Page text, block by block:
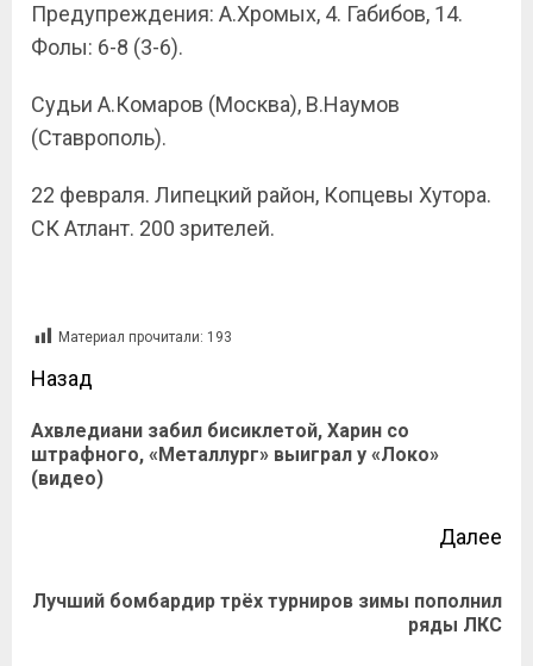
Предупреждения: А.Хромых, 4. Габибов, 14.
Фолы: 6-8 (3-6).
Судьи А.Комаров (Москва), В.Наумов
(Ставрополь).
22 февраля. Липецкий район, Копцевы Хутора.
СК Атлант. 200 зрителей.
Материал прочитали: 193
Назад
Ахвледиани забил бисиклетой, Харин со
штрафного, «Металлург» выиграл у «Локо»
(видео)
Далее
Лучший бомбардир трёх турниров зимы пополнил
ряды ЛКС